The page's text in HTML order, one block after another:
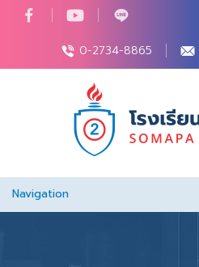
0-2734-8865
Navigation